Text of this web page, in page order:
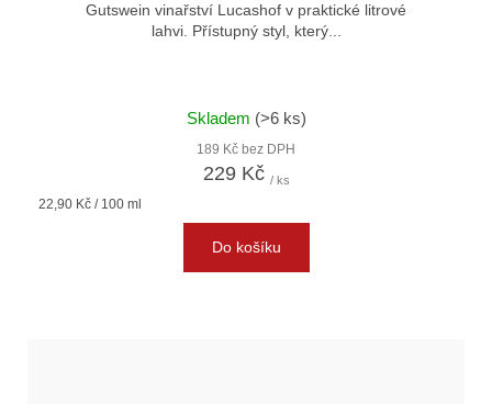
Gutswein vinařství Lucashof v praktické litrové
lahvi. Přístupný styl, který...
Skladem (>6 ks)
189 Kč bez DPH
229 Kč / ks
Měrná
22,90 Kč / 100 ml
Do košíku